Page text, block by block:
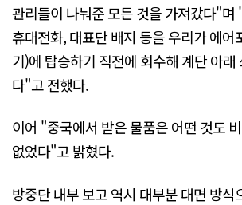
관리들이 나눠준 모든 것을 가져갔다"며
휴대전화, 대표단 배지 등을 우리가 에어
기)에 탑승하기 직전에 회수해 계단 아래
다"고 전했다.
이어 "중국에서 받은 물품은 어떤 것도
없었다"고 밝혔다.
방중단 내부 보고 역시 대부분 대면 방식